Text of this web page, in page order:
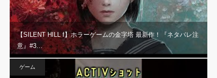
【SILENT HILL f】ホラーゲームの金字塔 最新作！『ネタバレ注
意』#3…
ゲーム